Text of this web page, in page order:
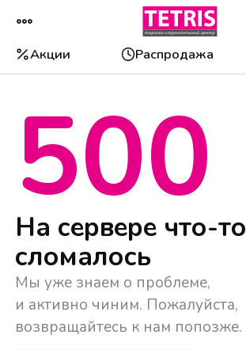
Акции Распродажа
500
На сервере что-то
сломалось
Мы уже знаем о проблеме,
и активно чиним. Пожалуйста,
возвращайтесь к нам попозже.